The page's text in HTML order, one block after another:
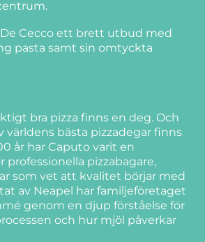
De Cecco ett brett utbud med
pasta samt sin omtyckta
bra pizza finns en deg. Och
världens bästa pizzadegar finns
år har Caputo varit en
professionella pizzabagare,
som vet att kvalitet börjar med
av Neapel har familjeföretaget
genom en djup förståelse för
och hur mjöl påverkar